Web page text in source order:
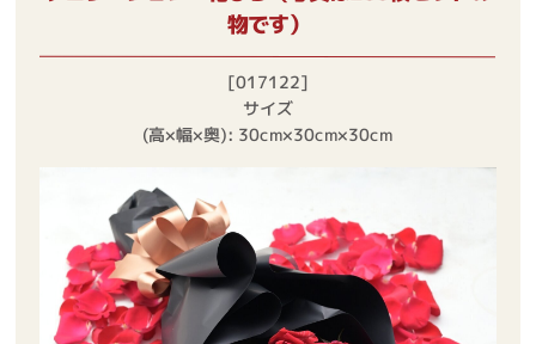
物です）
[017122]
サイズ
(高×幅×奥): 30cm×30cm×30cm